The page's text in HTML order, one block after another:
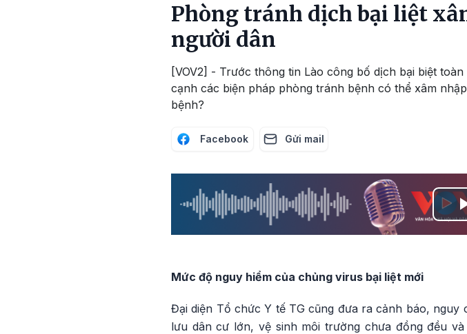
Phòng tránh dịch bại liệt
người dân
[VOV2] - Trước thông tin Lào công bố dịch bại biệt
cạnh các biện pháp phòng tránh bệnh có thể xâm
bệnh?
Facebook Gửi mail
Mức độ nguy hiểm của chủng virus bại liệt mới
Đại diện Tổ chức Y tế TG cũng đưa ra cảnh báo,
lưu dân cư lớn, vệ sinh môi trường chưa đồng đều